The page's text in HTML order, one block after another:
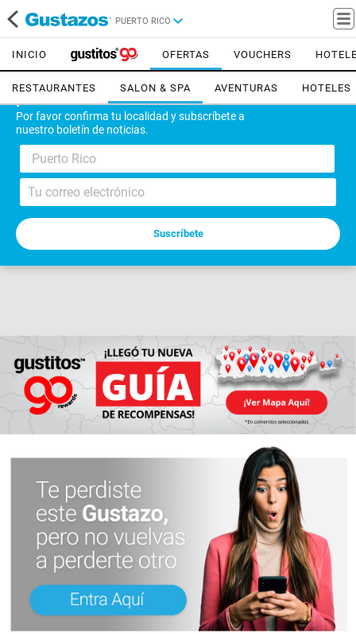
PUERTO RICO
Por favor confirma tu localidad y subscríbete a
nuestro boletín de noticias.
Puerto Rico
INICIO OFERTAS VOUCHERS
RESTAURANTES SALON & SPA AVENTURAS HOTELES